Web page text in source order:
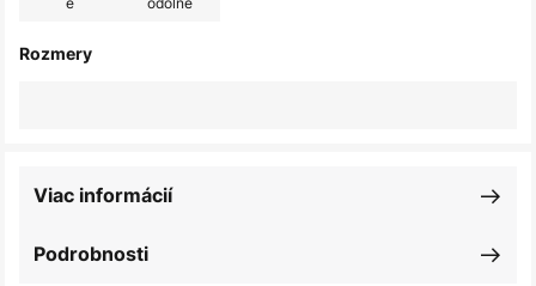
Rozmery
Podrobnosti
Viac informácií